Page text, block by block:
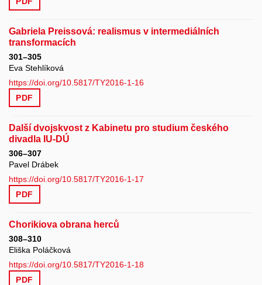
Gabriela Preissová: realismus v intermediálních
transformacích
301–305
Eva Stehlíková
https://doi.org/10.5817/TY2016-1-16
PDF
Další dvojskvost z Kabinetu pro studium českého
divadla IU-DÚ
306–307
Pavel Drábek
https://doi.org/10.5817/TY2016-1-17
PDF
Chorikiova obrana herců
308–310
Eliška Poláčková
https://doi.org/10.5817/TY2016-1-18
PDF